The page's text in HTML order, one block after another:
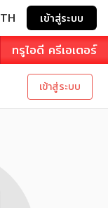
TH เข้าสู่ระบบ
ทรูไอดี ครีเอเตอร์
เข้าสู่ระบบ